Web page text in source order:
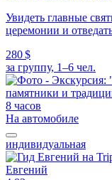
Увидеть главные
церемонии и
280 $
за группу, 1–6 чел.
8 часов
На автомобиле
индивидуальная
Евгений